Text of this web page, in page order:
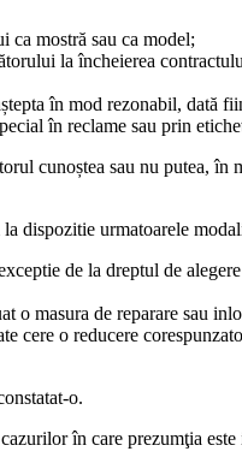
ca mostră sau ca model;
la încheierea
în mod rezonabil, dată
în reclame sau prin
cunoștea sau nu putea, în
dispozitie urmatoarele
de la dreptul de
masura de reparare sau
cere o reducere
o.
în care prezumţia